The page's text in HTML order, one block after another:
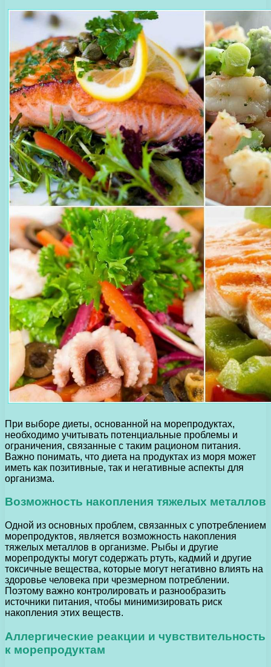
При выборе диеты, основанной на морепродуктах,
необходимо учитывать потенциальные проблемы и
ограничения, связанные с таким рационом питания.
Важно понимать, что диета на продуктах из моря может
иметь как позитивные, так и негативные аспекты для
организма.
Возможность накопления тяжелых металлов
Одной из основных проблем, связанных с употреблением
морепродуктов, является возможность накопления
тяжелых металлов в организме. Рыбы и другие
морепродукты могут содержать ртуть, кадмий и другие
токсичные вещества, которые могут негативно влиять на
здоровье человека при чрезмерном потреблении.
Поэтому важно контролировать и разнообразить
источники питания, чтобы минимизировать риск
накопления этих веществ.
Аллергические реакции и чувствительность
к морепродуктам